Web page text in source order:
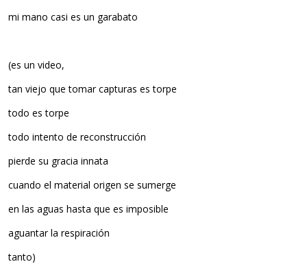
mi mano casi es un garabato
(es un video,
tan viejo que tomar capturas es torpe
todo es torpe
todo intento de reconstrucción
pierde su gracia innata
cuando el material origen se sumerge
en las aguas hasta que es imposible
aguantar la respiración
tanto)